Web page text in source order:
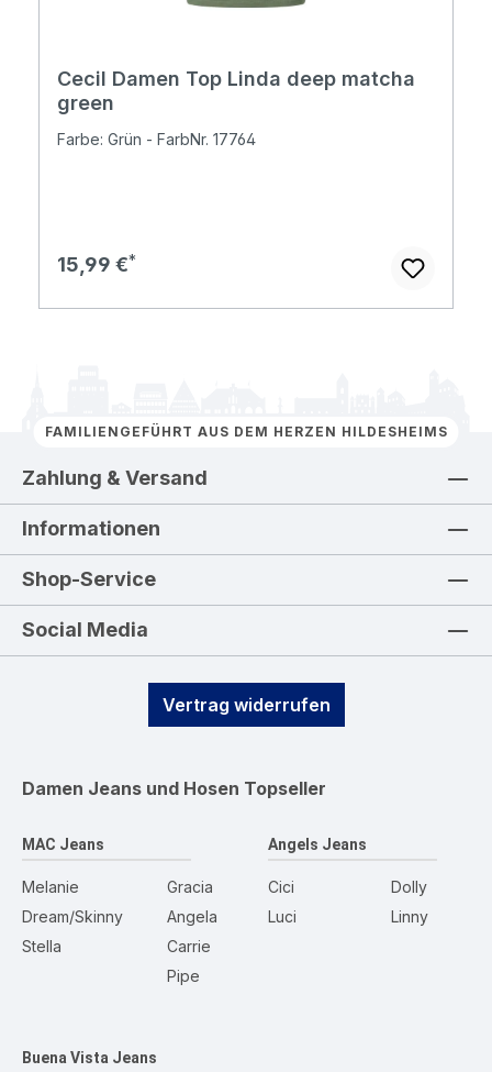
Cecil Damen Top Linda deep matcha
green
Farbe: Grün - FarbNr. 17764
Regulärer Preis:
15,99 €
FAMILIENGEFÜHRT AUS DEM HERZEN HILDESHEIMS
Zahlung & Versand
Informationen
Shop-Service
Social Media
Vertrag widerrufen
Damen Jeans und Hosen Topseller
MAC Jeans
Melanie
Dream/Skinny
Stella
Gracia
Angela
Carrie
Pipe
Angels Jeans
Cici
Luci
Dolly
Linny
Buena Vista Jeans